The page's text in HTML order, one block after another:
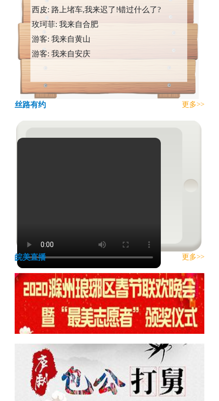
西皮: 路上堵车,我来迟了!错过什么了?
玫珂菲: 我来自合肥
游客: 我来自黄山
游客: 我来自安庆
丝路有约 更多>>
皖美直播 更多>>